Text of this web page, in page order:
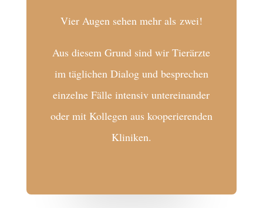
Vier Augen sehen mehr als zwei!
Aus diesem Grund sind wir Tier­ärzte
im tägli­chen Dialog und bespre­chen
einzelne Fälle inten­siv unter­ein­an­der
oder mit Kolle­gen aus koope­rie­ren­den
Kliniken.